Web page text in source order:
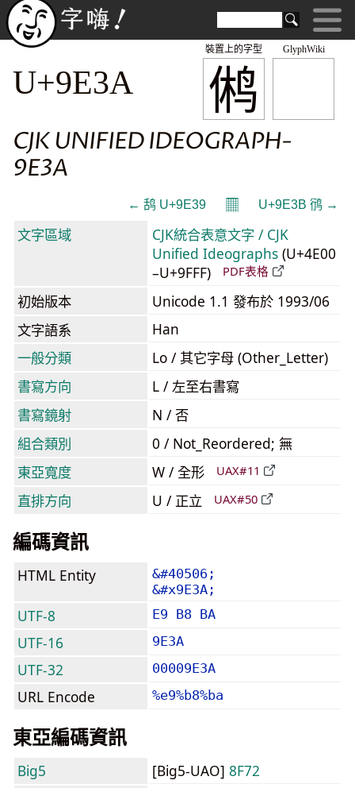
GlyphWiki
鸺
裝置上的字型
U+9E3A
CJK UNIFIED IDEOGRAPH-
9E3A
← 鸹 U+9E39 𝄜 U+9E3B 鸻 →
文字區域
CJK統合表意文字 / CJK
Unified Ideographs (U+4E00
–U+9FFF)
PDF表格
初始版本
Unicode 1.1 發布於 1993/06
文字語系
Han
一般分類
Lo / 其它字母 (Other_Letter)
書寫方向
L / 左至右書寫
書寫鏡射
N / 否
組合類別
0 / Not_Reordered; 無
東亞寬度
W / 全形 UAX#11
直排方向 U / 正立 UAX#50
編碼資訊
HTML Entity
&#40506;
&#x9E3A;
UTF-8 E9 B8 BA
UTF-16 9E3A
UTF-32 00009E3A
URL Encode %e9%b8%ba
東亞編碼資訊
Big5 [Big5-UAO] 8F72